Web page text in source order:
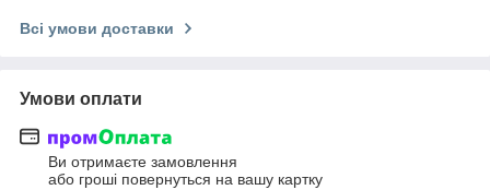
Всі умови доставки
Умови оплати
Ви отримаєте замовлення
або гроші повернуться на вашу картку